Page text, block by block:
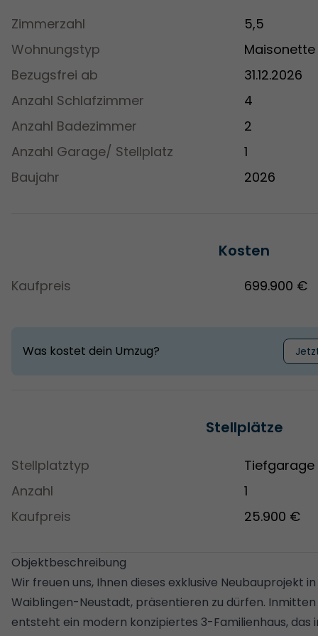
Zimmerzahl
5,5
Wohnungstyp
Maisonette
Bezugsfrei ab
31.12.2026
Anzahl Schlafzimmer
4
Anzahl Badezimmer
2
Anzahl Garage/ Stellplatz
1
Baujahr
2026
Kosten
Kaufpreis 699.900 €
Was kostet dein Umzug?
Stellplätze
Stellplatztyp
Tiefgarage
Anzahl
1
Kaufpreis
25.900 €
Objektbeschreibung
Wir freuen uns, Ihnen dieses exklusive Neubauprojekt
Waiblingen-Neustadt, präsentieren zu dürfen.
entsteht ein modern konzipiertes 3-Familienhaus, das